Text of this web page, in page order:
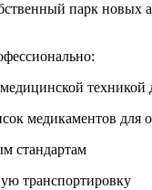
парк новых
техникой
медикаментов для
стандартам
транспортировку